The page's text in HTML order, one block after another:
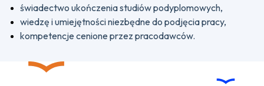
świadectwo ukończenia studiów podyplomowych,
wiedzę i umiejętności niezbędne do podjęcia pracy,
kompetencje cenione przez pracodawców.